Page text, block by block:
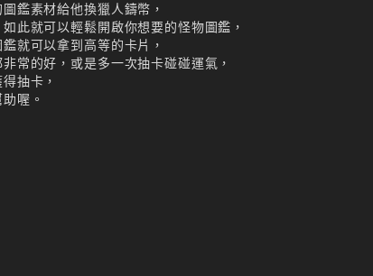
鑑素材給他換獵人鑄幣，
此就可以輕鬆開啟你想要的怪物圖鑑，
就可以拿到高等的卡片，
常的好，或是多一次抽卡碰碰運氣，
抽卡，
喔。